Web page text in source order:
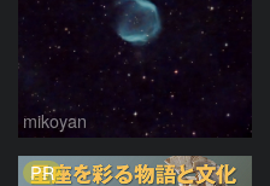
mikoyan
PR